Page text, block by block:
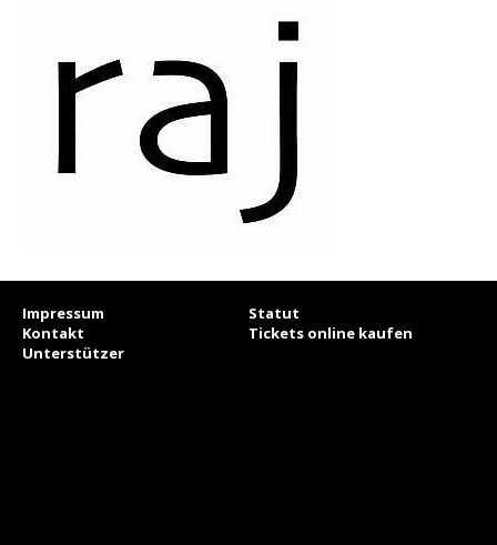
Impressum
Statut
Kontakt
Tickets online kaufen
Unterstützer